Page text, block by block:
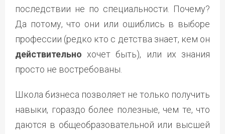
последствии не по специальности. Почему?
Да потому, что они или ошиблись в выборе
профессии (редко кто с детства знает, кем он
действительно хочет быть), или их знания
просто не востребованы.
Школа бизнеса позволяет не только получить
навыки, гораздо более полезные, чем те, что
даются в общеобразовательной или высшей